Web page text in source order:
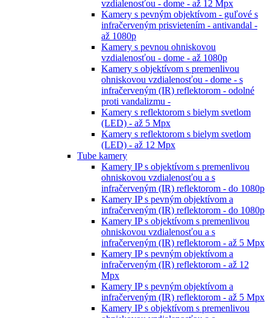
vzdialenosťou - dome - až 12 Mpx
Kamery s pevným objektívom - guľové s
infračerveným prisvietením - antivandal -
až 1080p
Kamery s pevnou ohniskovou
vzdialenosťou - dome - až 1080p
Kamery s objektívom s premenlivou
ohniskovou vzdialenosťou - dome - s
infračerveným (IR) reflektorom - odolné
proti vandalizmu -
Kamery s reflektorom s bielym svetlom
(LED) - až 5 Mpx
Kamery s reflektorom s bielym svetlom
(LED) - až 12 Mpx
Tube kamery
Kamery IP s objektívom s premenlivou
ohniskovou vzdialenosťou a s
infračerveným (IR) reflektorom - do 1080p
Kamery IP s pevným objektívom a
infračerveným (IR) reflektorom - do 1080p
Kamery IP s objektívom s premenlivou
ohniskovou vzdialenosťou a s
infračerveným (IR) reflektorom - až 5 Mpx
Kamery IP s pevným objektívom a
infračerveným (IR) reflektorom - až 12
Mpx
Kamery IP s pevným objektívom a
infračerveným (IR) reflektorom - až 5 Mpx
Kamery IP s objektívom s premenlivou